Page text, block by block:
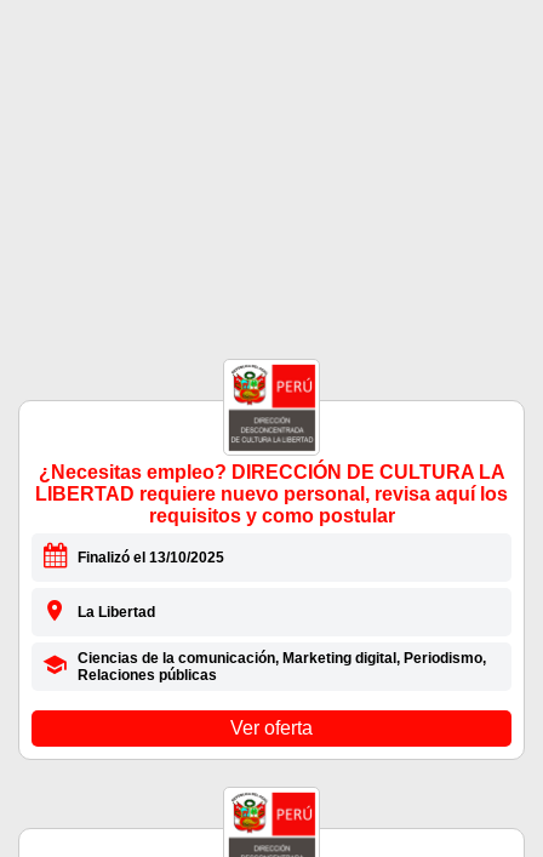
¿Necesitas empleo? DIRECCIÓN DE CULTURA LA
LIBERTAD requiere nuevo personal, revisa aquí los
requisitos y como postular
Finalizó el 13/10/2025
La Libertad
Ciencias de la comunicación, Marketing digital, Periodismo,
Relaciones públicas
Ver oferta